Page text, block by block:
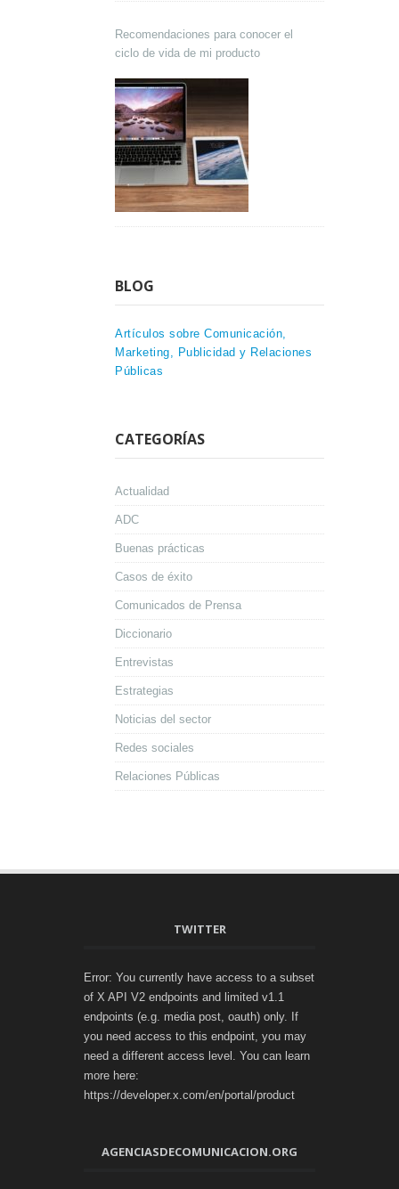
Recomendaciones para conocer el
ciclo de vida de mi producto
BLOG
Artículos sobre Comunicación,
Marketing, Publicidad y Relaciones
Públicas
CATEGORÍAS
Actualidad
ADC
Buenas prácticas
Casos de éxito
Comunicados de Prensa
Diccionario
Entrevistas
Estrategias
Noticias del sector
Redes sociales
Relaciones Públicas
TWITTER
Error: You currently have access to a subset
of X API V2 endpoints and limited v1.1
endpoints (e.g. media post, oauth) only. If
you need access to this endpoint, you may
need a different access level. You can learn
more here:
https://developer.x.com/en/portal/product
AGENCIASDECOMUNICACION.ORG